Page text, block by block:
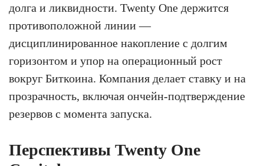
долга и ликвидности. Twenty One держится
противоположной линии —
дисциплинированное накопление с долгим
горизонтом и упор на операционный рост
вокруг Биткоина. Компания делает ставку и на
прозрачность, включая ончейн-подтверждение
резервов с момента запуска.
Перспективы Twenty One